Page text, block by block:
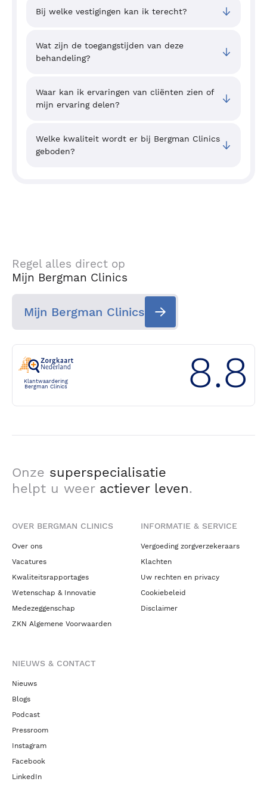
Bij welke vestigingen kan ik terecht?
Wat zijn de toegangstijden van deze
behandeling?
Waar kan ik ervaringen van cliënten zien of
mijn ervaring delen?
Welke kwaliteit wordt er bij Bergman Clinics
geboden?
Regel alles direct op
Mijn Bergman Clinics
Mijn Bergman Clinics
Klantwaardering
Bergman Clinics
8.8
Onze superspecialisatie
helpt u weer actiever leven.
OVER BERGMAN CLINICS
Over ons
Vacatures
Kwaliteitsrapportages
Wetenschap & Innovatie
Medezeggenschap
ZKN Algemene Voorwaarden
INFORMATIE & SERVICE
Vergoeding zorgverzekeraars
Klachten
Uw rechten en privacy
Cookiebeleid
Disclaimer
NIEUWS & CONTACT
Nieuws
Blogs
Podcast
Pressroom
Instagram
Facebook
LinkedIn